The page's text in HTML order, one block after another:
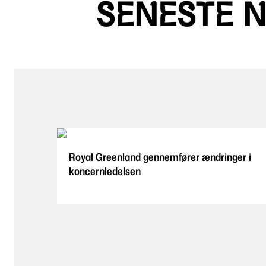
SENESTE
Royal Greenland gennemfører ændringer i
koncernledelsen